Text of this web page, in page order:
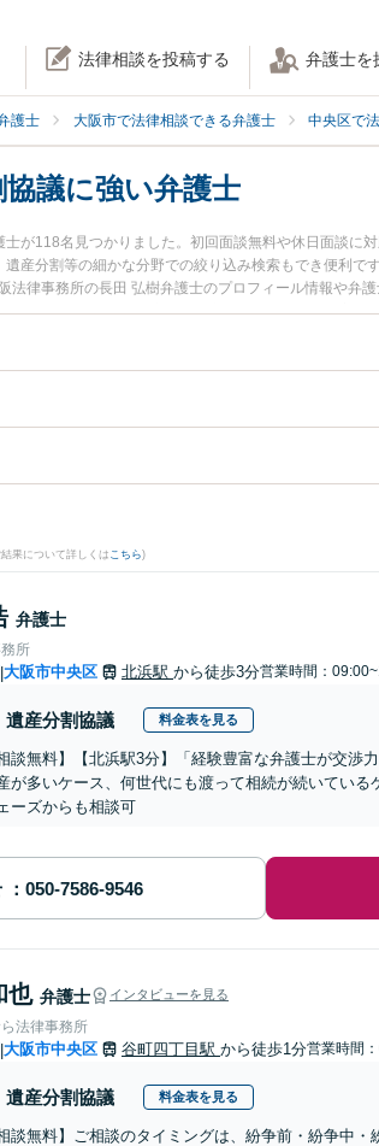
法律相談を投稿する 弁護士を
護士 大阪市で法律相談できる弁護士 中央区で
議に強い弁護士
が118名見つかりました。初回面談無料や休日面談に
産分割等の細かな分野での絞り込み検索もでき便利
法律事務所の長田 弘樹弁護士のプロフィール情報や弁
に相談したい』『遺産分割協議のトラブル解決の実
い』などでお困りの相談者さんにおすすめです。
果について詳しくは こちら)
弁護士
所
|大阪市中央区 北浜駅 から徒歩3分営業時間：
遺産分割協議 料金表を見る
相談無料】【北浜駅3分】「経験豊富な弁護士が交
が多いケース、何世代にも渡って相続が続いてい
ーズからも相談可
也 弁護士 インタビューを見る
法律事務所
|大阪市中央区 谷町四丁目駅 から徒歩1分営業時間
遺産分割協議 料金表を見る
相談無料】ご相談のタイミングは、紛争前・紛争中